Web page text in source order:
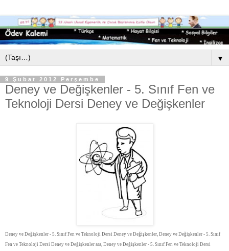
▼
9 Şubat 2012 Perşembe
Deney ve Değişkenler - 5. Sınıf Fen ve
Teknoloji Dersi Deney ve Değişkenler
Deney ve Değişkenler - 5. Sınıf Fen ve Teknoloji Dersi Deney ve Değişkenler, Deney ve Değişkenler - 5. Sınıf
Fen ve Teknoloji Dersi Deney ve Değişkenler ara, Deney ve Değişkenler - 5. Sınıf Fen ve Teknoloji Dersi